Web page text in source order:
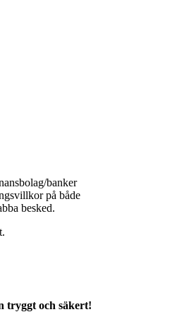
banker
på både
besked.
tryggt och säkert!